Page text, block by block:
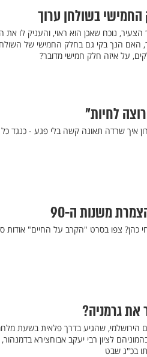
בשולחן ערוך
הצעיר, נוכח שאכן הוא ראוי, והעניק לו
האם הנך בקי גם בחלק החמישי של
על איזה חלק חמישי מדובר?
לחיות"
איך שרדה תאונה קשה בלי פגע - כנגד כל
משנות ה-90
כהן? צפו בסרט "הקרב על החיים" אודות
גרמניה?
הירושלמי, שהגיע בדרך פלאית בשעת
לציון רבי יעקב אבוחצירא
בכ"ג שבט